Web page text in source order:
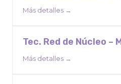
Más detalles
Tec. Red de Núcleo –
Más detalles